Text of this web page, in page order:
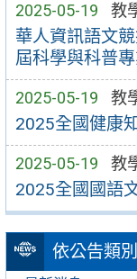
2025-05-19 教
華人資訊語文
屆科學與科普
2025-05-19 教
2025全國健康
2025-05-19 教
2025全國國語
依公告類